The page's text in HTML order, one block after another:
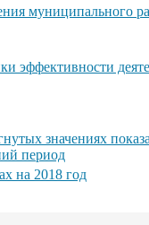
муниципального
эффективности
значениях
период
на 2018 год